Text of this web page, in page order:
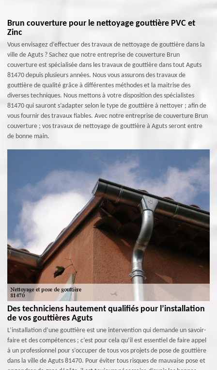
Brun couverture pour le nettoyage gouttière PVC et
Zinc
Vous envisagez d’effectuer des travaux de nettoyage de gouttière dans la
ville de Aguts ? Sachez que notre entreprise de couverture Brun
couverture est spécialisée dans les travaux de gouttière dans tout Aguts
81470 depuis plusieurs années. Nous vous assurons des travaux de
gouttière de qualité grâce à différentes méthodes et la maitrise des
diverses techniques. Nous mettons à votre disposition des spécialistes
81470 qui sauront s’adapter selon le type de gouttière à nettoyer ; afin de
vous fournir des travaux fiables. Avec notre entreprise de couverture Brun
couverture ; vos travaux de nettoyage de gouttière à Aguts seront entre
de bonne main.
Des techniciens hautement qualifiés pour l’installation
de vos gouttières Aguts
L’installation d’une gouttière est une intervention qui demande un savoir-
faire et des compétences ; c’est pour cela qu’il est essentiel de faire appel
à un professionnel pour s’occuper de tous vos projets de pose de gouttière
dans la ville de Aguts 81470. Pour éviter tous risques de mauvaise pose et